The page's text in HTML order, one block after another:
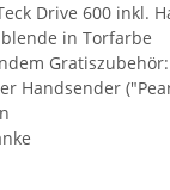
Drive 600 inkl.
in Torfarbe
Gratiszubehör:
Handsender